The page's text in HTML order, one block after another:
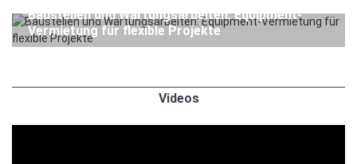
Baustellen und Wartungsarbeiten: Equipment-
Vermietung für flexible Projekte
Videos